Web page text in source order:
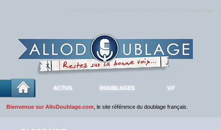
ACTUS DOUBLAGES V.F
Bienvenue sur AlloDoublage.com , le site référence du doublage français.